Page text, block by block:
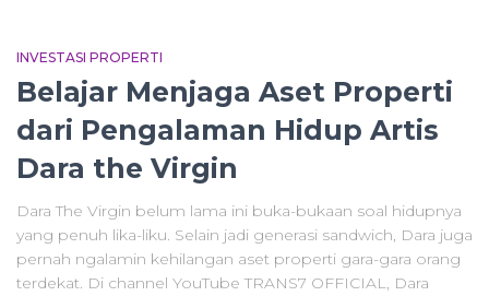
INVESTASI PROPERTI
Belajar Menjaga Aset Properti
dari Pengalaman Hidup Artis
Dara the Virgin
Dara The Virgin belum lama ini buka-bukaan soal hidupnya
yang penuh lika-liku. Selain jadi generasi sandwich, Dara juga
pernah ngalamin kehilangan aset properti gara-gara orang
terdekat. Di channel YouTube TRANS7 OFFICIAL, Dara